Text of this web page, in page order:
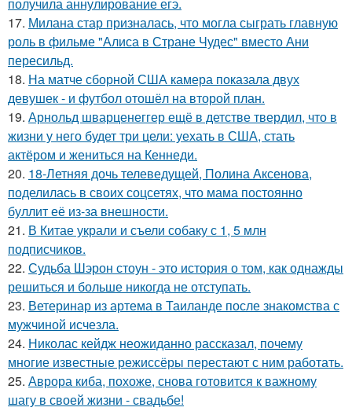
17. Милана стар призналась, что могла сыграть главную
роль в фильме "Алиса в Стране Чудес" вместо Ани
пересильд.
18. На матче сборной США камера показала двух
девушек - и футбол отошёл на второй план.
19. Арнольд шварценеггер ещё в детстве твердил, что в
жизни у него будет три цели: уехать в США, стать
актёром и жениться на Кеннеди.
20. 18-Летняя дочь телеведущей, Полина Аксенова,
поделилась в своих соцсетях, что мама постоянно
буллит её из-за внешности.
21. В Китае украли и съели собаку с 1, 5 млн
подписчиков.
22. Судьба Шэрон стоун - это история о том, как однажды
решиться и больше никогда не отступать.
23. Ветеринар из артема в Таиланде после знакомства с
мужчиной исчезла.
24. Николас кейдж неожиданно рассказал, почему
многие известные режиссёры перестают с ним работать.
25. Аврора киба, похоже, снова готовится к важному
шагу в своей жизни - свадьбе!